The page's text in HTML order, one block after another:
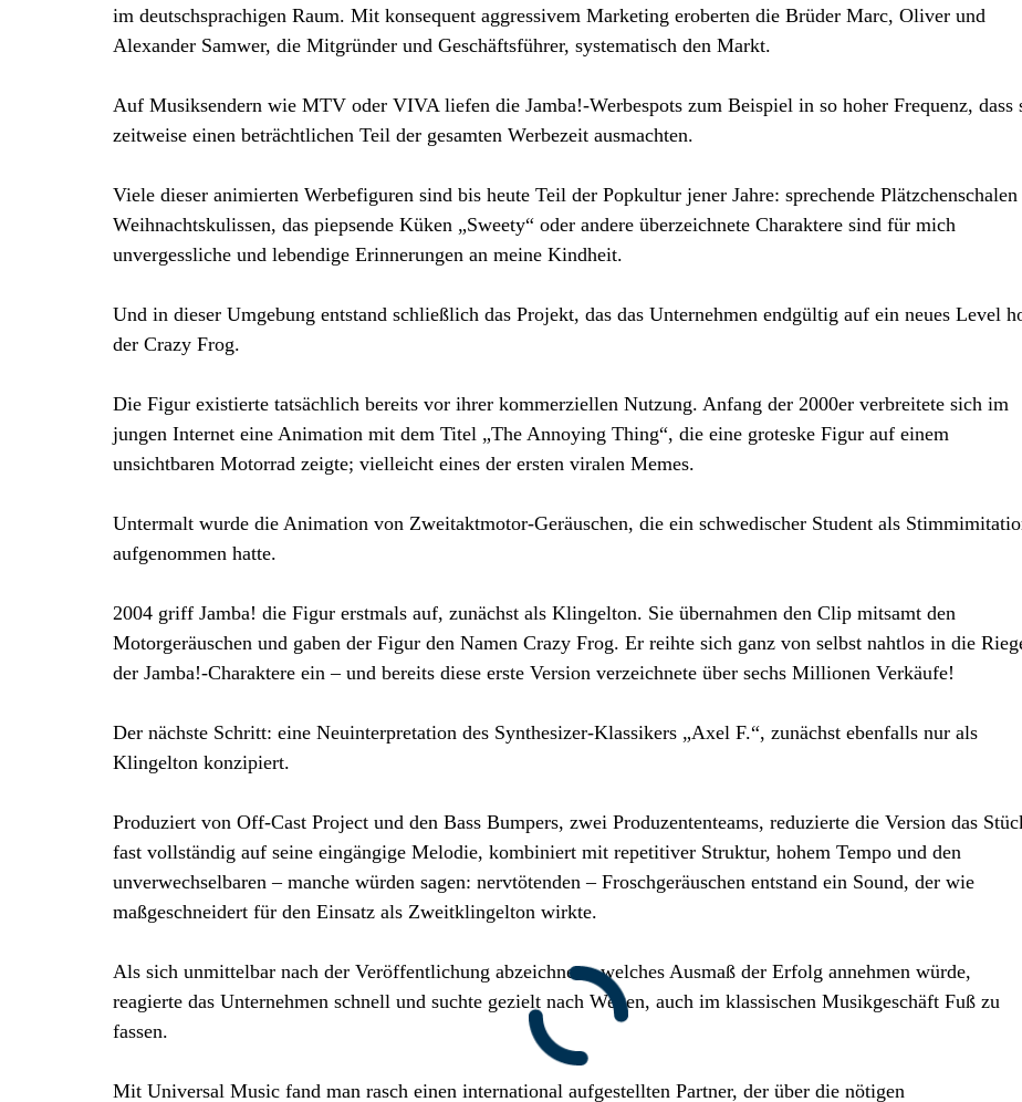
im deutschsprachigen Raum. Mit konsequent aggressivem Marketing eroberten die Brüder Marc, Oliver und
Alexander Samwer, die Mitgründer und Geschäftsführer, systematisch den Markt.
Auf Musiksendern wie MTV oder VIVA liefen die Jamba!-Werbespots zum Beispiel in so hoher Frequenz, dass
zeitweise einen beträchtlichen Teil der gesamten Werbezeit ausmachten.
Viele dieser animierten Werbefiguren sind bis heute Teil der Popkultur jener Jahre: sprechende
Weihnachtskulissen, das piepsende Küken „Sweety“ oder andere überzeichnete Charaktere sind für mich
unvergessliche und lebendige Erinnerungen an meine Kindheit.
Und in dieser Umgebung entstand schließlich das Projekt, das das Unternehmen endgültig auf ein neues Level
der Crazy Frog.
Die Figur existierte tatsächlich bereits vor ihrer kommerziellen Nutzung. Anfang der 2000er verbreitete sich im
jungen Internet eine Animation mit dem Titel „The Annoying Thing“, die eine groteske Figur auf einem
unsichtbaren Motorrad zeigte; vielleicht eines der ersten viralen Memes.
Untermalt wurde die Animation von Zweitaktmotor-Geräuschen, die ein schwedischer Student als
aufgenommen hatte.
2004 griff Jamba! die Figur erstmals auf, zunächst als Klingelton. Sie übernahmen den Clip mitsamt den
Motorgeräuschen und gaben der Figur den Namen Crazy Frog. Er reihte sich ganz von selbst nahtlos in die
der Jamba!-Charaktere ein – und bereits diese erste Version verzeichnete über sechs Millionen Verkäufe!
Der nächste Schritt: eine Neuinterpretation des Synthesizer-Klassikers „Axel F.“, zunächst ebenfalls nur als
Klingelton konzipiert.
Produziert von Off-Cast Project und den Bass Bumpers, zwei Produzententeams, reduzierte die Version das
fast vollständig auf seine eingängige Melodie, kombiniert mit repetitiver Struktur, hohem Tempo und den
unverwechselbaren – manche würden sagen: nervtötenden – Froschgeräuschen entstand ein Sound, der wie
maßgeschneidert für den Einsatz als Zweitklingelton wirkte.
Als sich unmittelbar nach der Veröffentlichung abzeichnete, welches Ausmaß der Erfolg annehmen würde,
reagierte das Unternehmen schnell und suchte gezielt nach Wegen, auch im klassischen Musikgeschäft Fuß zu
fassen.
Mit Universal Music fand man rasch einen international aufgestellten Partner, der über die nötigen